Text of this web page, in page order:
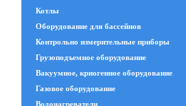
Котлы
Оборудование для бассейнов
Контрольно измерительные приборы
Грузоподъемное оборудование
Вакуумное, криогенное оборудование
Газовое оборудование
Водонагреватели